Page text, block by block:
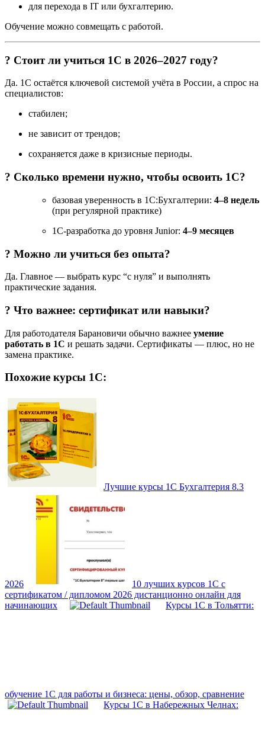
для перехода в IT или бухгалтерию.
Обучение можно совмещать с работой.
? Стоит ли учиться 1С в 2026–2027 году?
Да. 1С остаётся ключевой системой учёта в России, а спрос на
специалистов:
стабилен;
не зависит от трендов;
сохраняется даже в кризисные периоды.
? Сколько времени нужно, чтобы освоить 1С?
базовая уверенность в 1С:Бухгалтерии: 4–8 недель
(при регулярной практике)
1С-разработка до уровня Junior: 4–9 месяцев
? Можно ли учиться без опыта?
Да. Главное — выбрать курс “с нуля” и выполнять
практические задания.
? Что важнее: сертификат или навыки?
Для работодателя Барановичи обычно важнее умение
работать в 1С и решать задачи. Сертификаты — плюс, но не
замена практике.
Похожие курсы 1С:
Лучшие курсы 1С Бухгалтерия 8.3
2026
10 лучших курсов 1С с
сертификатом / дипломом 2026 дистанционно онлайн для
начинающих
Курсы 1С в Тольятти:
обучение 1С для работы и бизнеса: цены, обзор, сравнение
Курсы 1С в Набережных Челнах: